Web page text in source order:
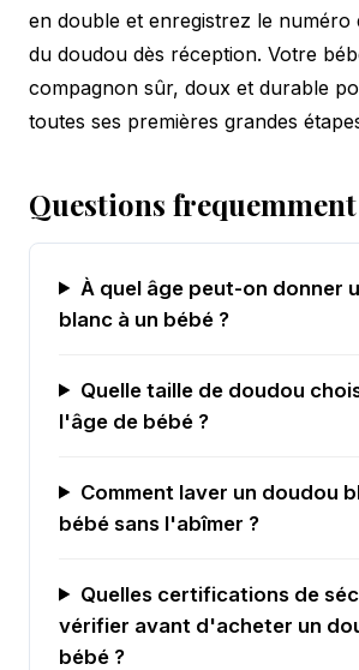
en double et enregistrez le numéro
du doudou dès réception. Votre
compagnon sûr, doux et durable
toutes ses premières grandes
Questions frequemment
À quel âge peut-on donner
blanc à un bébé ?
Quelle taille de doudou
l'âge de bébé ?
Comment laver un doudou
bébé sans l'abîmer ?
Quelles certifications de
vérifier avant d'acheter un
bébé ?